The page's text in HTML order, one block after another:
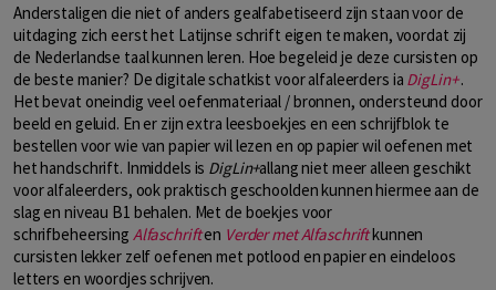
Anderstaligen die niet of anders gealfabetiseerd zijn staan voor de
uitdaging zich eerst het Latijnse schrift eigen te maken, voordat zij
de Nederlandse taal kunnen leren. Hoe begeleid je deze cursisten op
de beste manier? De digitale schatkist voor alfaleerders ia DigLin+.
Het bevat oneindig veel oefenmateriaal / bronnen, ondersteund door
beeld en geluid. En er zijn extra leesboekjes en een schrijfblok te
bestellen voor wie van papier wil lezen en op papier wil oefenen met
het handschrift. Inmiddels is DigLin+allang niet meer alleen geschikt
voor alfaleerders, ook praktisch geschoolden kunnen hiermee aan de
slag en niveau B1 behalen. Met de boekjes voor
schrifbeheersing Alfaschriften Verder met Alfaschriftkunnen
cursisten lekker zelf oefenen met potlood en papier en eindeloos
letters en woordjes schrijven.